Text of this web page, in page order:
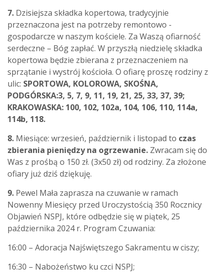
7. Dzisiejsza składka kopertowa, tradycyjnie
przeznaczona jest na potrzeby remontowo -
gospodarcze w naszym kościele. Za Waszą ofiarność
serdeczne – Bóg zapłać. W przyszłą niedzielę składka
kopertowa będzie zbierana z przeznaczeniem na
sprzątanie i wystrój kościoła. O ofiarę proszę rodziny z
ulic: SPORTOWA, KOLOROWA, SKOŚNA,
PODGÓRSKA:3, 5, 7, 9, 11, 19, 21, 25, 33, 37, 39;
KRAKOWASKA: 100, 102, 102a, 104, 106, 110, 114a,
114b, 118.
8. Miesiące: wrzesień, październik i listopad to czas
zbierania pieniędzy na ogrzewanie. Zwracam się do
Was z prośbą o 150 zł. (3x50 zł) od rodziny. Za złożone
ofiary już dziś dziękuję.
9. Pewel Mała zaprasza na czuwanie w ramach
Nowenny Miesięcy przed Uroczystością 350 Rocznicy
Objawień NSPJ, które odbędzie się w piątek, 25
października 2024 r. Program Czuwania:
16:00 – Adoracja Najświętszego Sakramentu w ciszy;
16:30 – Nabożeństwo ku czci NSPJ;